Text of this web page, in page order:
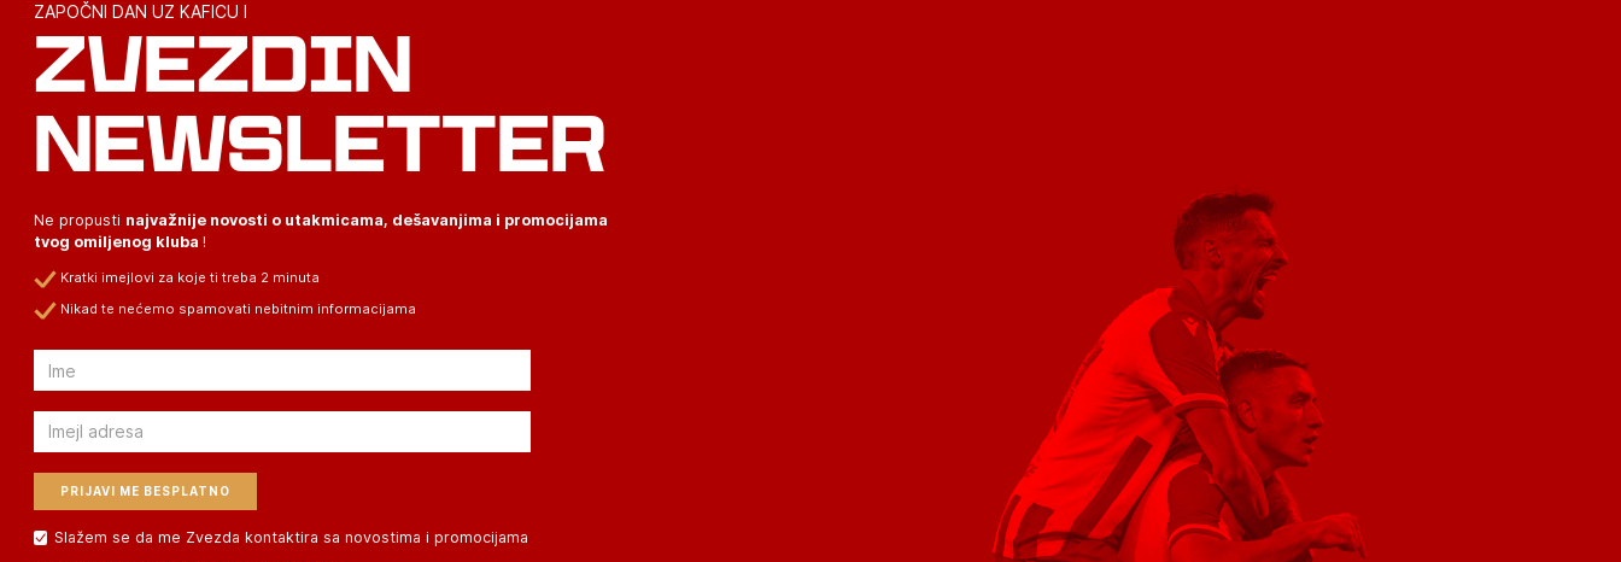
ZAPOČNI DAN UZ KAFICU I
ZVEZDIN
NEWSLETTER
Ne propusti najvažnije novosti o utakmicama, dešavanjima i promocijama
tvog omiljenog kluba !
Kratki imejlovi za koje ti treba 2 minuta
Nikad te nećemo spamovati nebitnim informacijama
Email
Email
Slažem se da me Zvezda kontaktira sa novostima i promocijama